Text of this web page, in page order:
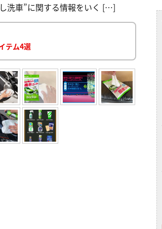
洗車”に関する情報をいく […]
テム4選